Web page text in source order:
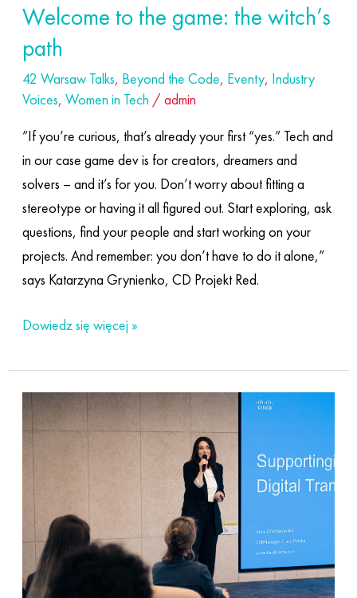
Welcome to the game: the witch’s
path
42 Warsaw Talks, Beyond the Code, Eventy, Industry
Voices, Women in Tech /admin
”If you’re curious, that’s already your first “yes.” Tech and
in our case game dev is for creators, dreamers and
solvers – and it’s for you. Don’t worry about fitting a
stereotype or having it all figured out. Start exploring, ask
questions, find your people and start working on your
projects. And remember: you don’t have to do it alone,”
says Katarzyna Grynienko, CD Projekt Red.
Dowiedz się więcej »
Digital
roots:
finding
an
anchor
uncertain
times